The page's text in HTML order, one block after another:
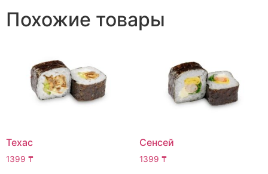
Похожие товары
Техас
1399 ₸
Сенсей
1399 ₸